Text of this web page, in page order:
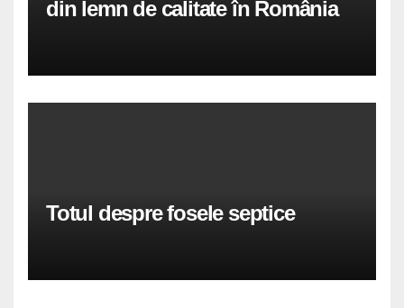
din lemn de calitate în România
Totul despre fosele septice